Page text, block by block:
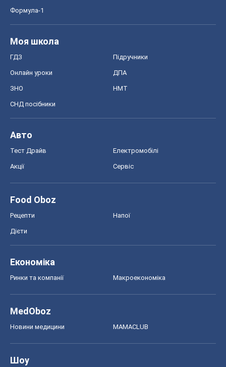
Формула-1
Моя школа
ГДЗ Підручники
Онлайн уроки ДПА
ЗНО НМТ
СНД посібники
Авто
Тест Драйв Електромобілі
Акції Сервіс
Food Oboz
Рецепти Напої
Дієти
Економіка
Ринки та компанії Макроекономіка
MedOboz
Новини медицини MAMACLUB
Шоу